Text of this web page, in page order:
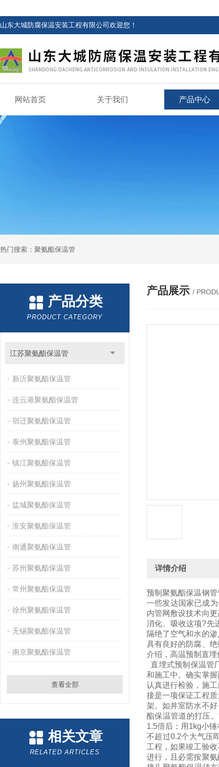
山东大城防腐保温安装工程有限公司欢迎您！
网站首页 关于我们 产品中心
热门搜索：聚氨酯保温管
产品分类
PRODUCT CATEGORY
江苏聚氨酯保温管
新沂聚氨酯保温管
连云港聚氨酯保温管
宿迁聚氨酯保温管
泰州聚氨酯保温管
镇江聚氨酯保温管
扬州聚氨酯保温管
盐城聚氨酯保温管
淮安聚氨酯保温管
南通聚氨酯保温管
苏州聚氨酯保温管
常州聚氨酯保温管
徐州聚氨酯保温管
无锡聚氨酯保温管
南京聚氨酯保温管
查看全部
相关文章
RELATED ARTICLES
产品展示 /
详情介绍
预制聚氨酯保温钢
一些发达国家已成
内管网敷设技术向
消化、吸收这项?先
隔绝了空气和水的
具有良好的防腐、
介绍，高温预制直
直埋式预制保温管
和施工中。确实掌
认真进行检验，施
接是一项保证工程
架。如井室防水不
酯保温管道的打压
1.5倍后；用1kg小
不超过0.2个大气压
工程，如果竣工验
进行，且必需按聚